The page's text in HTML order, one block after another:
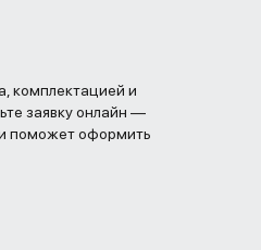
комплектацией и
заявку онлайн —
поможет оформить